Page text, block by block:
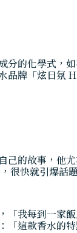
分的化學式
牌「炫日
己的故事，
很快就引爆話
我每到一
這款香水的